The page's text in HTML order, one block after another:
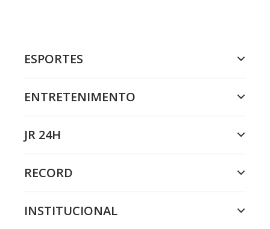
ESPORTES
ENTRETENIMENTO
JR 24H
RECORD
INSTITUCIONAL